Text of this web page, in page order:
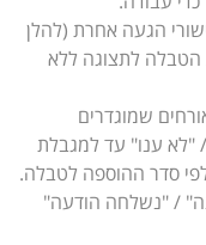
הגעה אחרת (להלן
לתצוגה ללא
שמוגדרים
"לא ענו" עד למגבלת
סדר ההוספה לטבלה.
/ "נשלחה הודעה"